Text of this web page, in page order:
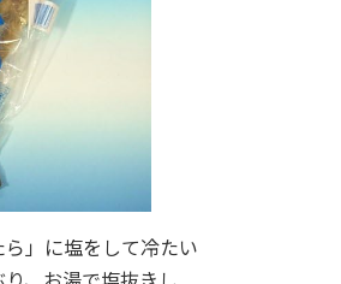
」に塩をして冷たい